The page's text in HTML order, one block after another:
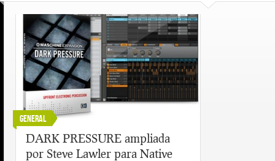
Korg lanza SDD-3000, el nuevo
pedal de delay.
Tutorial de CLA Effects, aprende a
aplicar efectos a tus voces.
General
DARK PRESSURE ampliada
por Steve Lawler para Native